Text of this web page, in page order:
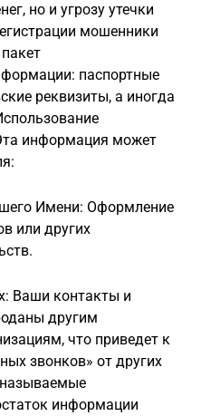
но и угрозу утечки
мошенники
паспортные
реквизиты, а иногда
информация может
Имени: Оформление
или других
Ваши контакты и
другим
что приведет к
звонков» от других
называемые
информации